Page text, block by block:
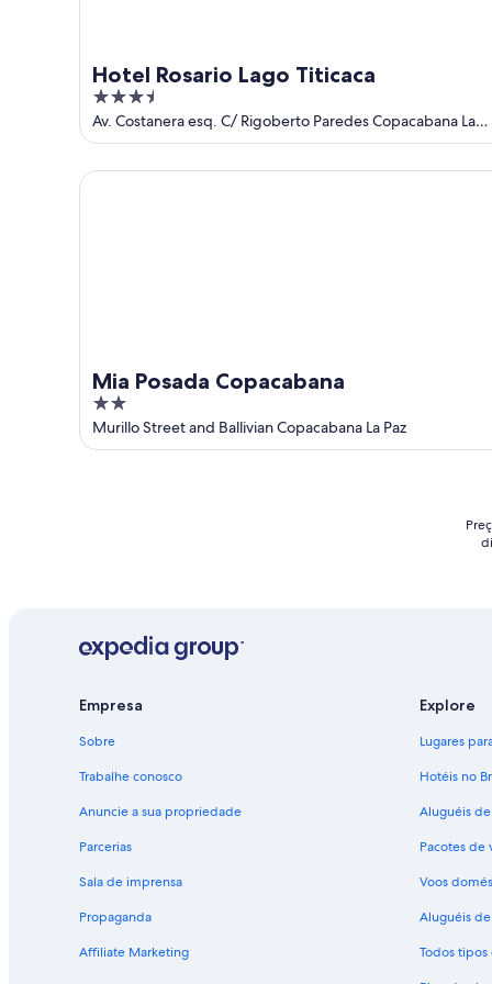
Hotel Rosario Lago Titicaca
3.5
out
of
5
Av. Costanera esq. C/ Rigoberto Paredes Copacabana La
Paz
Mia Posada Copacabana
2
out
of
Murillo Street and Ballivian Copacabana La Paz
Mia Posada Copacabana
Empresa
Sobre
Trabalhe conosco
Anuncie a sua propriedade
Parcerias
Sala de imprensa
Propaganda
Affiliate Marketing
Explore
Lugares
Hotéis no
Aluguéis
Pacotes de
Voos
Aluguéis de
Todos